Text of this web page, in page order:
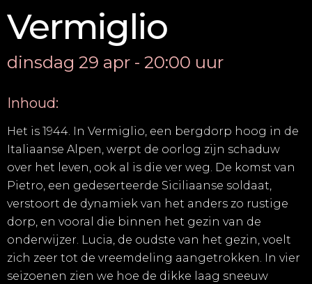
Vermiglio
dinsdag 29 apr - 20:00 uur
Inhoud:
Het is 1944. In Vermiglio, een bergdorp hoog in de
Italiaanse Alpen, werpt de oorlog zijn schaduw
over het leven, ook al is die ver weg. De komst van
Pietro, een gedeserteerde Siciliaanse soldaat,
verstoort de dynamiek van het anders zo rustige
dorp, en vooral die binnen het gezin van de
onderwijzer. Lucia, de oudste van het gezin, voelt
zich zeer tot de vreemdeling aangetrokken. In vier
seizoenen zien we hoe de dikke laag sneeuw